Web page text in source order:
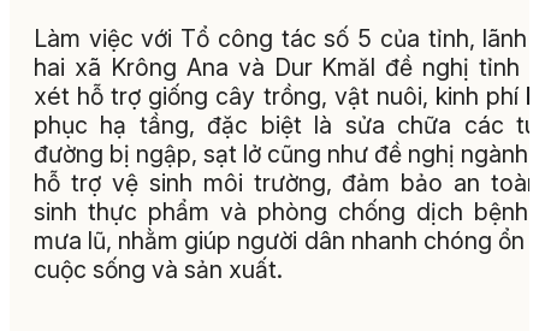
Làm việc với Tổ công tác số 5 của tỉnh, lãnh
hai xã Krông Ana và Dur Kmăl đề nghị tỉnh
xét hỗ trợ giống cây trồng, vật nuôi, kinh phí
phục hạ tầng, đặc biệt là sửa chữa các
đường bị ngập, sạt lở cũng như đề nghị ngành
hỗ trợ vệ sinh môi trường, đảm bảo an
sinh thực phẩm và phòng chống dịch bệnh
mưa lũ, nhằm giúp người dân nhanh chóng ổn
cuộc sống và sản xuất.